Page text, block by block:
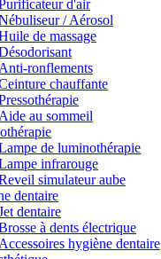
d'air
/ Aérosol
de massage
Anti-ronflements
chauffante
Aide au sommeil
de luminothérapie
infrarouge
simulateur aube
dentaire
dentaire
à dents électrique
Accessoires hygiène dentaire